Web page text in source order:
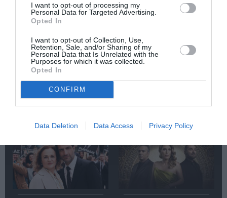
I want to opt-out of processing my
Personal Data for Targeted Advertising.
Opted In
I want to opt-out of Collection, Use,
Retention, Sale, and/or Sharing of my
Personal Data that Is Unrelated with the
Purposes for which it was collected.
Opted In
CONFIRM
Data Deletion Data Access Privacy Policy
Τα ντουέτα του
ελληνικού
κινηματογράφου:
Μιρέλα Πάχου &
Αδάμ Τσαρούχης
στην Ταράτσα του
Λαμπέτη
Ο Σπύρος
Γραμμένος για μια
ανατροπές στην
Τεχνόπολη
Δημοφιλή Άρθρα